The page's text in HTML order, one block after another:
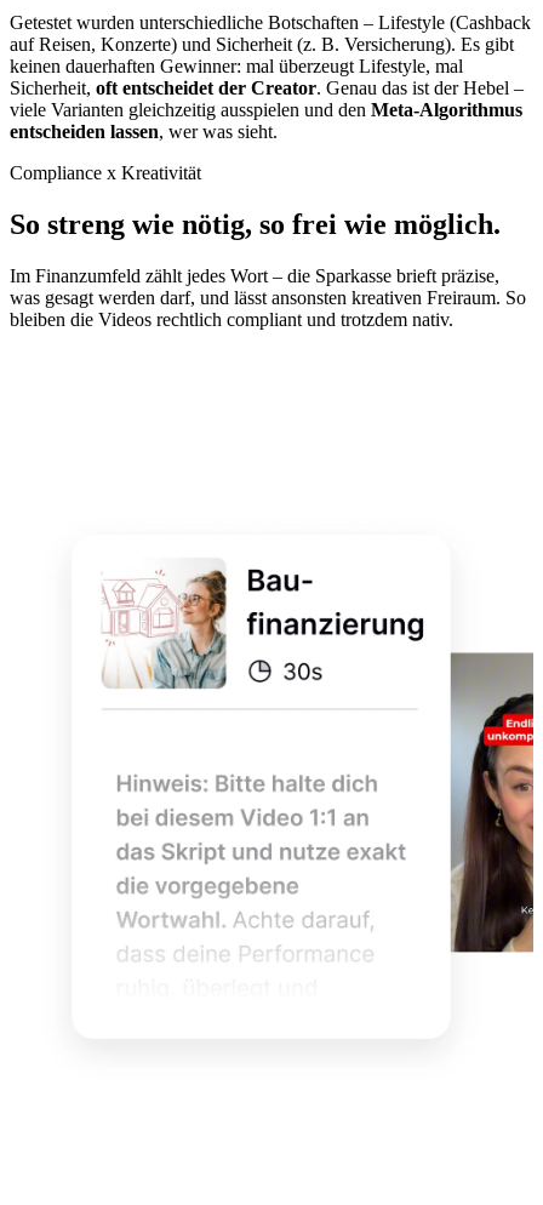
Getestet wurden unterschiedliche Botschaften – Lifestyle (Cashback
auf Reisen, Konzerte) und Sicherheit (z. B. Versicherung). Es gibt
keinen dauerhaften Gewinner: mal überzeugt Lifestyle, mal
Sicherheit, oft entscheidet der Creator. Genau das ist der Hebel –
viele Varianten gleichzeitig ausspielen und den Meta-Algorithmus
entscheiden lassen, wer was sieht.
Compliance x Kreativität
So streng wie nötig, so frei wie möglich.
Im Finanzumfeld zählt jedes Wort – die Sparkasse brieft präzise,
was gesagt werden darf, und lässt ansonsten kreativen Freiraum. So
bleiben die Videos rechtlich compliant und trotzdem nativ.